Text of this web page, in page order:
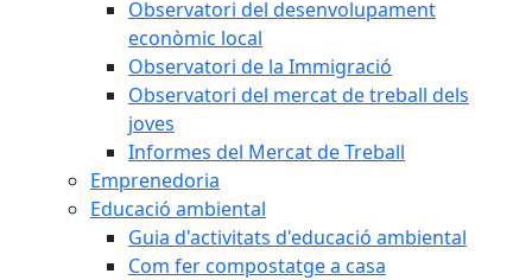
Observatori del desenvolupament
econòmic local
Observatori de la Immigració
Observatori del mercat de treball dels
joves
Informes del Mercat de Treball
Emprenedoria
Educació ambiental
Guia d'activitats d'educació ambiental
Com fer compostatge a casa